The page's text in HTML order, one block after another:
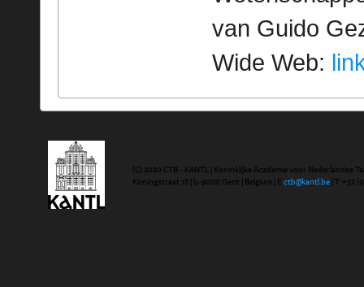
van Guido
Wide Web:
(C) 2020 CTB - KANTL | Koninklijke Academie voor Nederlandse
Koningstraat 18 | b-9000 Gent | Belgium | E ctb@kantl.be | T +32